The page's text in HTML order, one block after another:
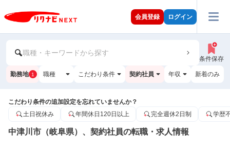
会員登録 ログイン
職種・キーワードから探す
条件保存
勤務地 1 職種 こだわり条件 契約社員 年収 新着のみ
こだわり条件の追加設定を忘れていませんか？
土日祝休み
年間休日120日以上 完全週休2日制 学歴
中津川市（岐阜県）、契約社員の転職・求人情報